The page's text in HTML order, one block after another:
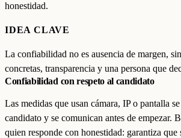
honestidad.
IDEA CLAVE
La confiabilidad no es ausencia de margen,
concretas, transparencia y una persona que
Confiabilidad con respeto al candidato
Las medidas que usan cámara, IP o pantalla
candidato y se comunican antes de empezar.
quien responde con honestidad: garantiza